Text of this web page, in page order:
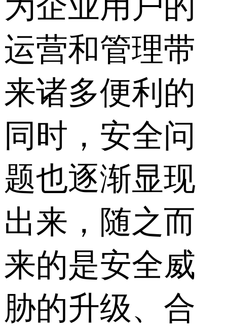
运营和管理带
来诸多便利的
同时，安全问
题也逐渐显现
出来，随之而
来的是安全威
胁的升级、合